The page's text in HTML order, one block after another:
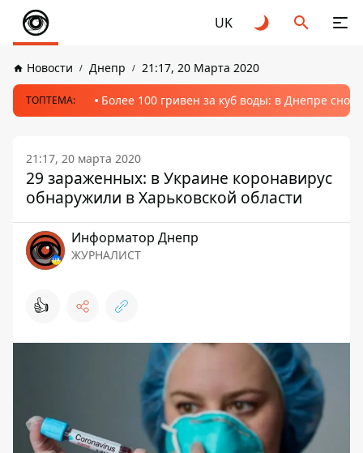
UK
Новости Днепр 21:17, 20 Марта 2020
ТОПТЕМА: Более 100 гривен за куб воды: в Днепре
21:17, 20 марта 2020
29 зараженных: в Украине коронавирус
обнаружили в Харьковской области
Информатор Днепр
ЖУРНАЛИСТ
👍